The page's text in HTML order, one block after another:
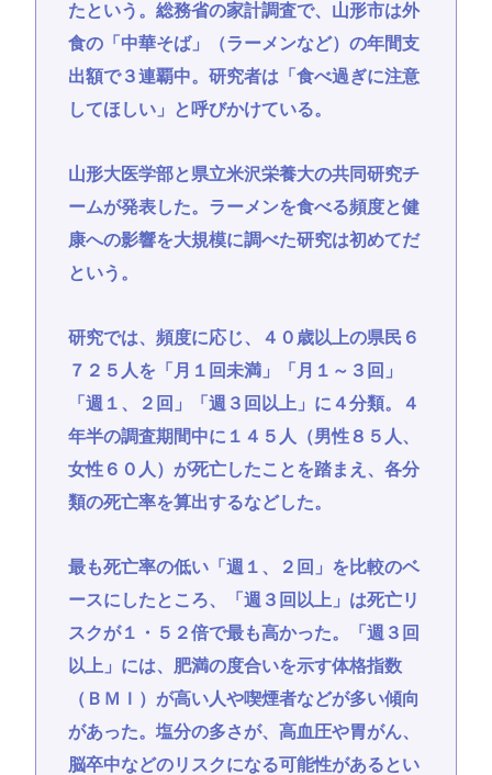
たという。総務省の家計調査で、山形市は外
食の「中華そば」（ラーメンなど）の年間支
出額で３連覇中。研究者は「食べ過ぎに注意
してほしい」と呼びかけている。
山形大医学部と県立米沢栄養大の共同研究チ
ームが発表した。ラーメンを食べる頻度と健
康への影響を大規模に調べた研究は初めてだ
という。
研究では、頻度に応じ、４０歳以上の県民６
７２５人を「月１回未満」「月１～３回」
「週１、２回」「週３回以上」に４分類。４
年半の調査期間中に１４５人（男性８５人、
女性６０人）が死亡したことを踏まえ、各分
類の死亡率を算出するなどした。
最も死亡率の低い「週１、２回」を比較のベ
ースにしたところ、「週３回以上」は死亡リ
スクが１・５２倍で最も高かった。「週３回
以上」には、肥満の度合いを示す体格指数
（ＢＭＩ）が高い人や喫煙者などが多い傾向
があった。塩分の多さが、高血圧や胃がん、
脳卒中などのリスクになる可能性があるとい